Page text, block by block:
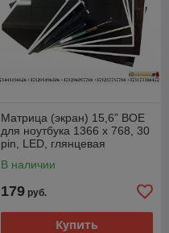
Матрица (экран) 15,6” BOE
для ноутбука 1366 х 768, 30
pin, LED, глянцевая
В наличии
179 руб.
Купить